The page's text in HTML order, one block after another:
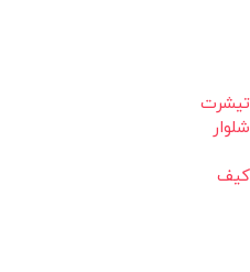
تیشرت
شلوار
کیف